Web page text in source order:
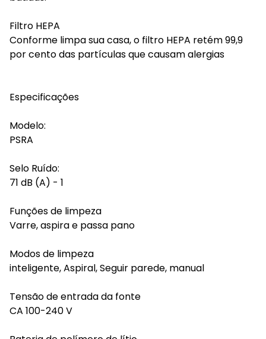
Filtro HEPA
Conforme limpa sua casa, o filtro HEPA retém 99,9
por cento das partículas que causam alergias
Especificações
Modelo:
PSRA
Selo Ruído:
71 dB (A) - 1
Funções de limpeza
Varre, aspira e passa pano
Modos de limpeza
inteligente, Aspiral, Seguir parede, manual
Tensão de entrada da fonte
CA 100-240 V